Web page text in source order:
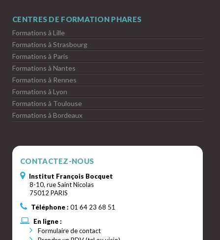
CENTRES DE FORMATION PHARES
Formations à Lille
Formations à Strasbourg
Formations à Paris
Formations à Nantes
Formations à Rennes
Formations à Lyon
Formations à Toulouse
Formations à Bordeaux
CONTACTEZ-NOUS
Institut François Bocquet
8-10, rue Saint Nicolas
75012 PARIS
Téléphone : 01 64 23 68 51
En ligne :
Formulaire de contact